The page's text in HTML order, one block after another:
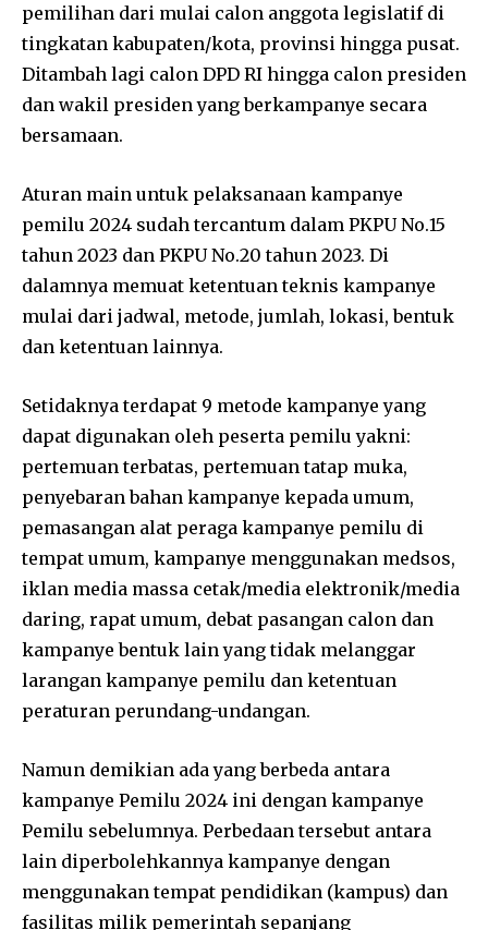
pemilihan dari mulai calon anggota legislatif di
tingkatan kabupaten/kota, provinsi hingga pusat.
Ditambah lagi calon DPD RI hingga calon presiden
dan wakil presiden yang berkampanye secara
bersamaan.
Aturan main untuk pelaksanaan kampanye
pemilu 2024 sudah tercantum dalam PKPU No.15
tahun 2023 dan PKPU No.20 tahun 2023. Di
dalamnya memuat ketentuan teknis kampanye
mulai dari jadwal, metode, jumlah, lokasi, bentuk
dan ketentuan lainnya.
Setidaknya terdapat 9 metode kampanye yang
dapat digunakan oleh peserta pemilu yakni:
pertemuan terbatas, pertemuan tatap muka,
penyebaran bahan kampanye kepada umum,
pemasangan alat peraga kampanye pemilu di
tempat umum, kampanye menggunakan medsos,
iklan media massa cetak/media elektronik/media
daring, rapat umum, debat pasangan calon dan
kampanye bentuk lain yang tidak melanggar
larangan kampanye pemilu dan ketentuan
peraturan perundang-undangan.
Namun demikian ada yang berbeda antara
kampanye Pemilu 2024 ini dengan kampanye
Pemilu sebelumnya. Perbedaan tersebut antara
lain diperbolehkannya kampanye dengan
menggunakan tempat pendidikan (kampus) dan
fasilitas milik pemerintah sepanjang